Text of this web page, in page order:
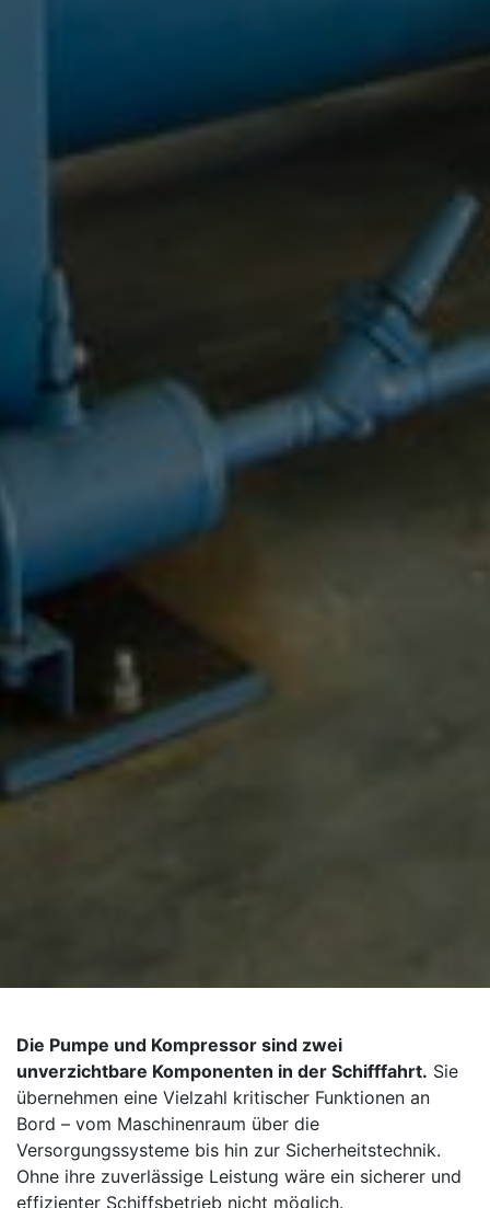
Die Pumpe und Kompressor sind zwei
unverzichtbare Komponenten in der Schifffahrt. Sie
übernehmen eine Vielzahl kritischer Funktionen an
Bord – vom Maschinenraum über die
Versorgungssysteme bis hin zur Sicherheitstechnik.
Ohne ihre zuverlässige Leistung wäre ein sicherer und
effizienter Schiffsbetrieb nicht möglich.